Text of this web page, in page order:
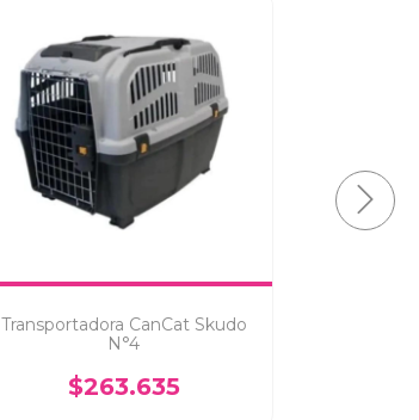
Transportadora CanCat Skudo
N°4
$263.635